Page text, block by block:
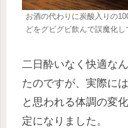
お酒の代わりに炭酸入りの
どをグビグビ飲んで誤魔化し
二日酔いなく快適な
たのですが、実際に
と思われる体調の変
定になりました。